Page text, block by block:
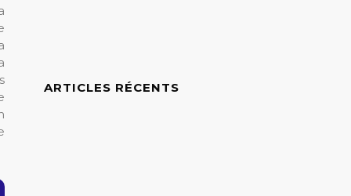
ARTICLES RÉCENTS